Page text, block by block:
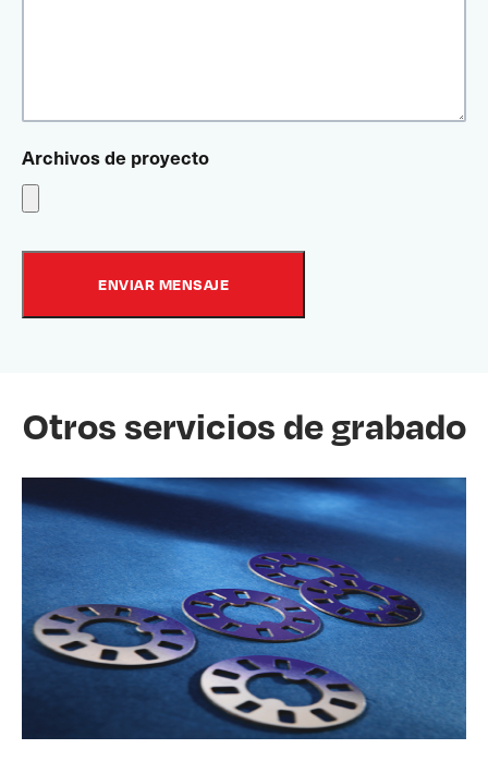
Archivos de proyecto
Otros servicios de grabado